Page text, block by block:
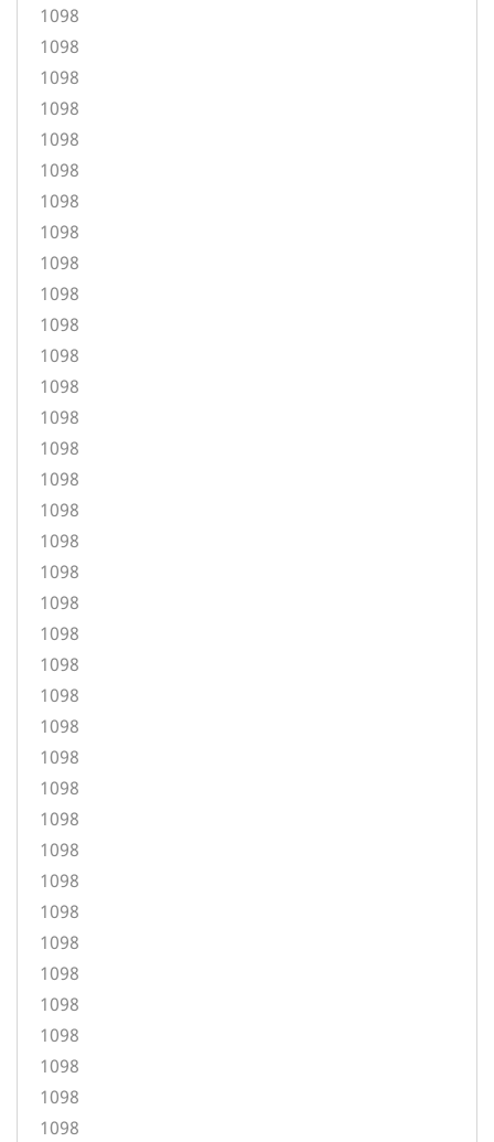
1098
1098
1098
1098
1098
1098
1098
1098
1098
1098
1098
1098
1098
1098
1098
1098
1098
1098
1098
1098
1098
1098
1098
1098
1098
1098
1098
1098
1098
1098
1098
1098
1098
1098
1098
1098
1098